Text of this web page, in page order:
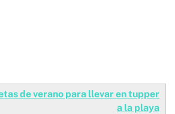
de verano para llevar en tupper
a la playa